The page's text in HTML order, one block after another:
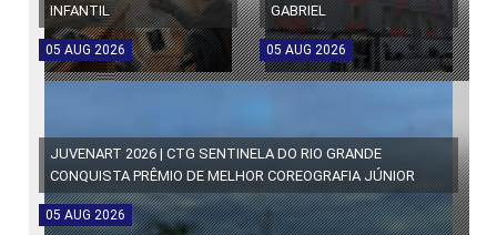
INFANTIL
05 AUG 2026
GABRIEL
05 AUG 2026
JUVENART 2026 | CTG SENTINELA DO RIO GRANDE
CONQUISTA PRÊMIO DE MELHOR COREOGRAFIA JÚNIOR
05 AUG 2026